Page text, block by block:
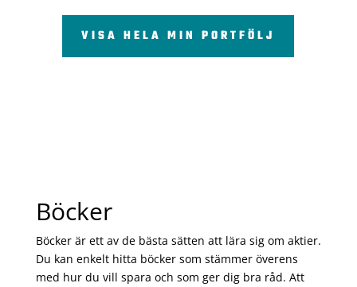
VISA HELA MIN PORTFÖLJ
Böcker
Böcker är ett av de bästa sätten att lära sig om aktier.
Du kan enkelt hitta böcker som stämmer överens
med hur du vill spara och som ger dig bra råd. Att